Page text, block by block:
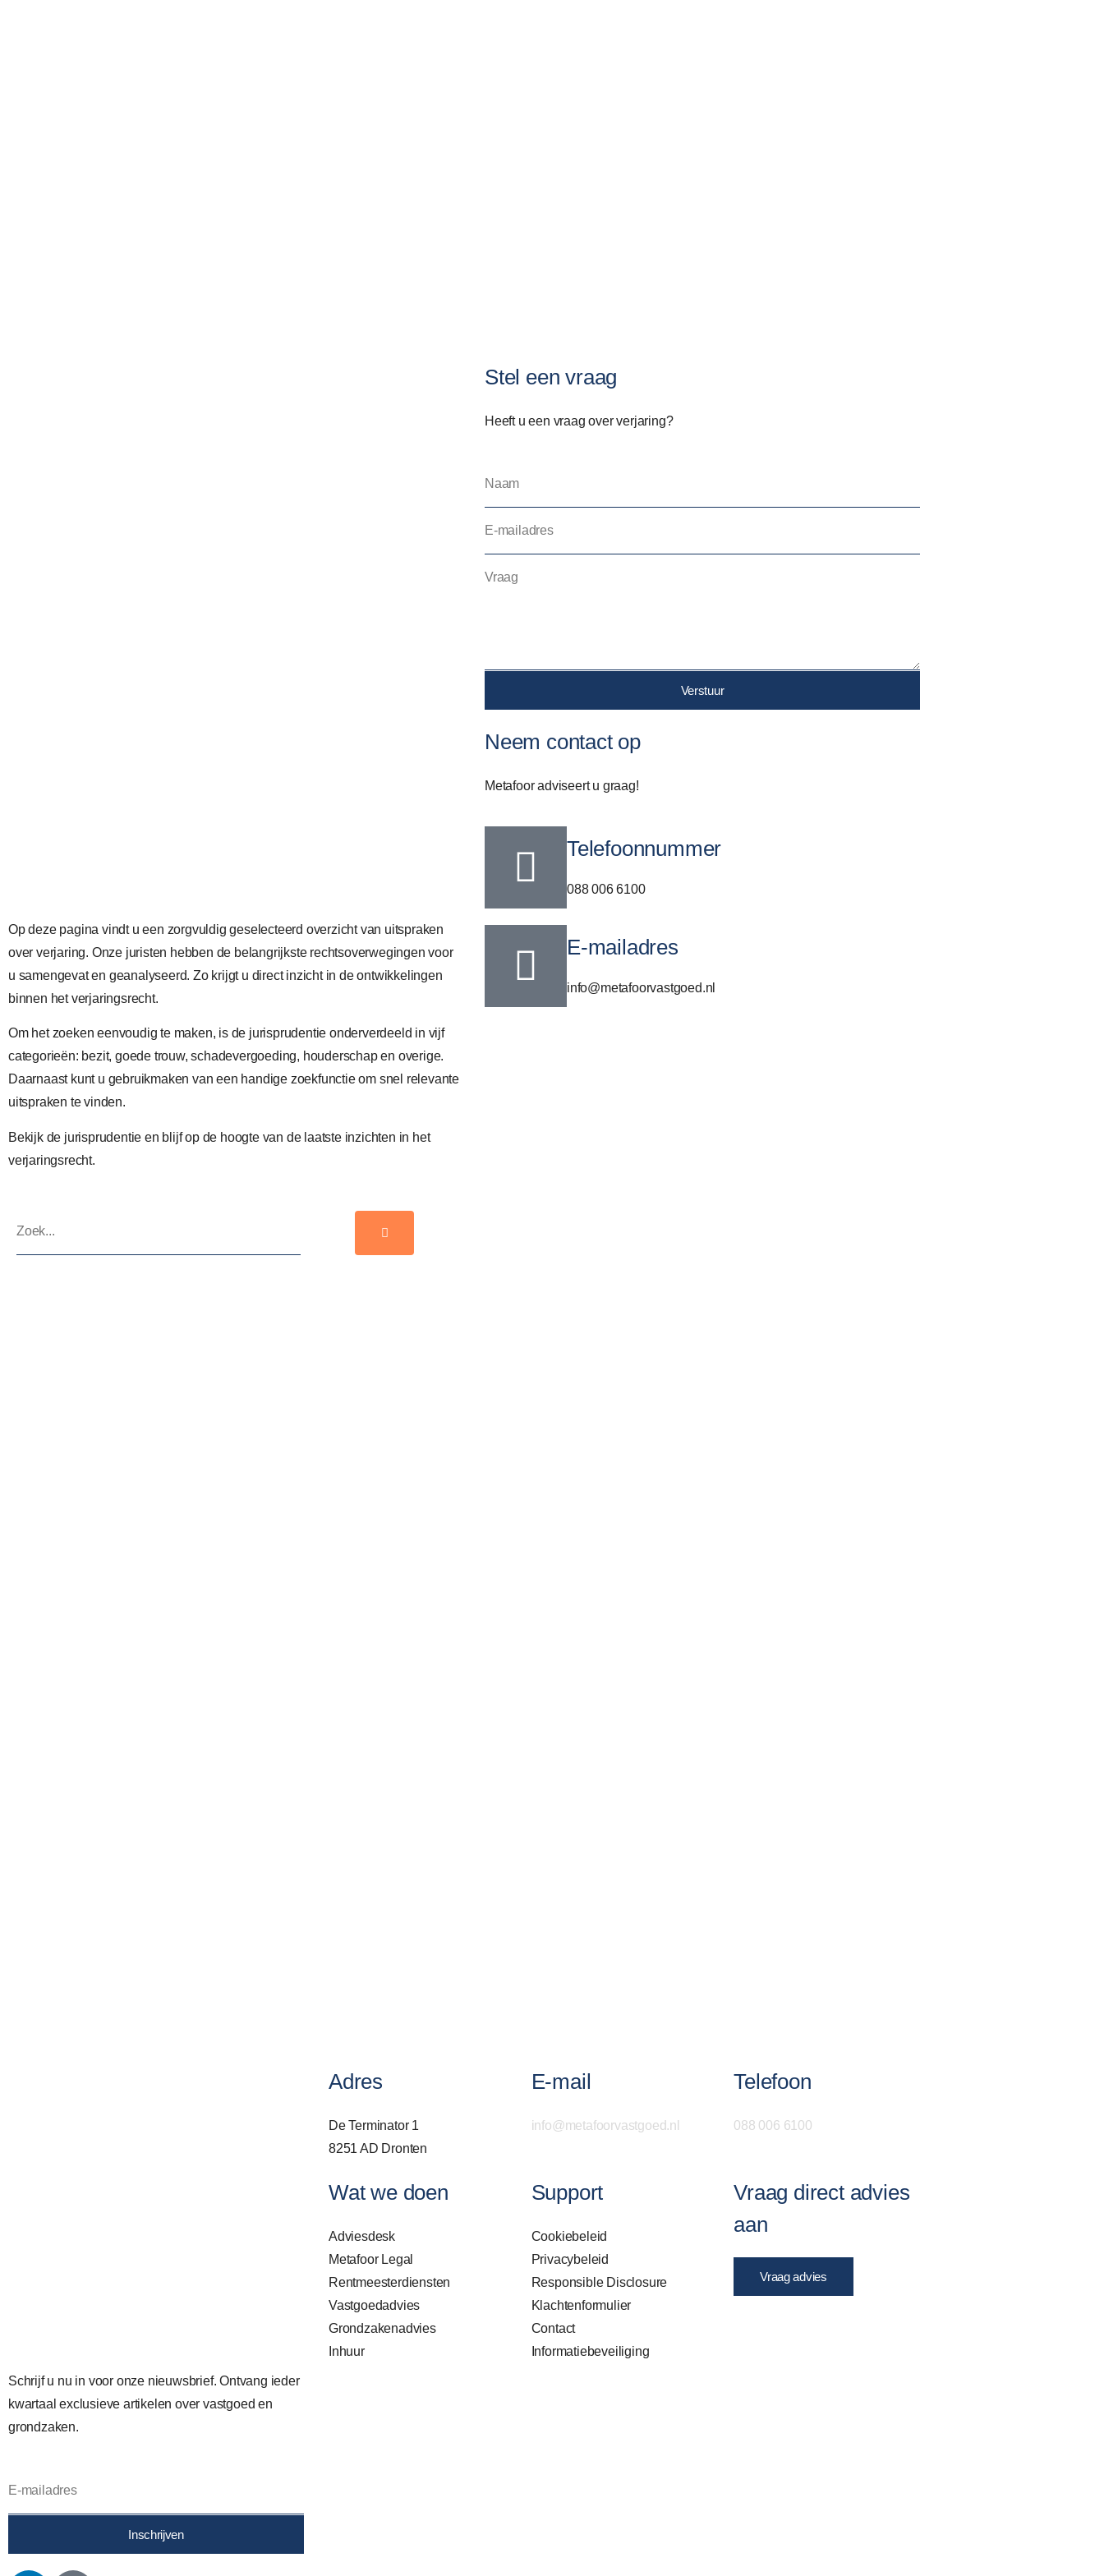
Op deze pagina vindt u een zorgvuldig geselecteerd overzicht van uitspraken
over verjaring. Onze juristen hebben de belangrijkste rechtsoverwegingen voor
u samengevat en geanalyseerd. Zo krijgt u direct inzicht in de ontwikkelingen
binnen het verjaringsrecht.
Om het zoeken eenvoudig te maken, is de jurisprudentie onderverdeeld in vijf
categorieën: bezit, goede trouw, schadevergoeding, houderschap en overige.
Daarnaast kunt u gebruikmaken van een handige zoekfunctie om snel relevante
uitspraken te vinden.
Bekijk de jurisprudentie en blijf op de hoogte van de laatste inzichten in het
verjaringsrecht.
Stel een vraag
Heeft u een vraag over verjaring?
Verstuur
Neem contact op
Metafoor adviseert u graag!
Telefoonnummer
088 006 6100
E-mailadres
info@metafoorvastgoed.nl
Schrijf u nu in voor onze nieuwsbrief. Ontvang ieder
kwartaal exclusieve artikelen over vastgoed en
grondzaken.
Inschrijven
Adres
De Terminator 1
8251 AD Dronten
E-mail
info@metafoorvastgoed.nl
Telefoon
088 006 6100
Wat we doen
Adviesdesk
Metafoor Legal
Rentmeesterdiensten
Vastgoedadvies
Grondzakenadvies
Inhuur
Support
Cookiebeleid
Privacybeleid
Responsible Disclosure
Klachtenformulier
Contact
Informatiebeveiliging
Vraag direct advies
aan
Vraag advies